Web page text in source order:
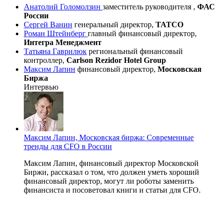
Анатолий Голомолзин заместитель руководителя , ФАС
России
Сергей Ванин генеральный директор, TATCO
Роман Штейнберг главный финансовый директор,
Интегра Менеджмент
Татьяна Гаврилюк региональный финансовый
контроллер, Carlson Rezidor Hotel Group
Максим Лапин финансовый директор, Московская
Биржа
Интервью
Максим Лапин, Московская биржа: Современные
тренды для CFO в России
Максим Лапин, финансовый директор Московской
Биржи, рассказал о том, что должен уметь хороший
финансовый директор, могут ли роботы заменить
финансиста и посоветовал книги и статьи для CFO.